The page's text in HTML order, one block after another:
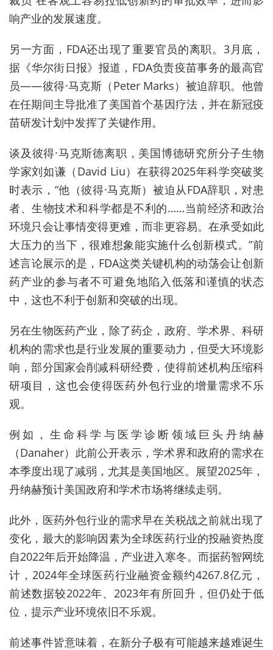
响产业的发展速度。
另一方面，FDA还出现了重要官员的离职。3月底，
据《华尔街日报》报道，FDA负责疫苗事务的最高官
员——彼得·马克斯（Peter Marks）被迫辞职。他曾
在任期间主导批准了美国首个基因疗法，并在新冠疫
苗研发计划中发挥了关键作用。
谈及彼得·马克斯德离职，美国博德研究所分子生物
学家刘如谦（David Liu）在获得2025年科学突破奖
时表示，“他（彼得·马克斯）被迫从FDA辞职，对患
者、生物技术和科学都是不利的……当前经济和政治
环境只会让事情变得更难，而非更容易。在承受如此
大压力的当下，很难想象能实施什么创新模式。”前
述言论展示的是，FDA这类关键机构的动荡会让创新
药产业的参与者不可避免地陷入低落和谨慎的状态
中，这也不利于创新和突破的出现。
另在生物医药产业，除了药企，政府、学术界、科研
机构的需求也是行业发展的重要动力，但受大环境影
响，部分国家会削减科研经费，使得前述机构压缩科
研项目，这也会使得医药外包行业的增量需求不乐
观。
例如，生命科学与医学诊断领域巨头丹纳赫
（Danaher）此前公开表示，学术界和政府的需求在
本季度出现了减弱，尤其是美国地区。展望2025年，
丹纳赫预计美国政府和学术市场将继续走弱。
此外，医药外包行业的需求早在关税战之前就出现了
变化，最大的影响因素为全球医药行业的投融资热度
自2022年后开始降温，产业进入寒冬。而据药智网统
计，2024年全球医药行业融资金额约4267.8亿元，
前述数据较2022年、2023年有所回升，但仍处于低
位，提示产业环境依旧不乐观。
前述事件皆意味着，在新分子极有可能越来越难诞生